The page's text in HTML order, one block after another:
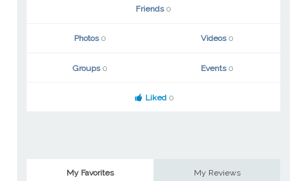
Friends 0
Photos 0 Videos 0
Groups 0 Events 0
Liked 0
My Favorites My Reviews